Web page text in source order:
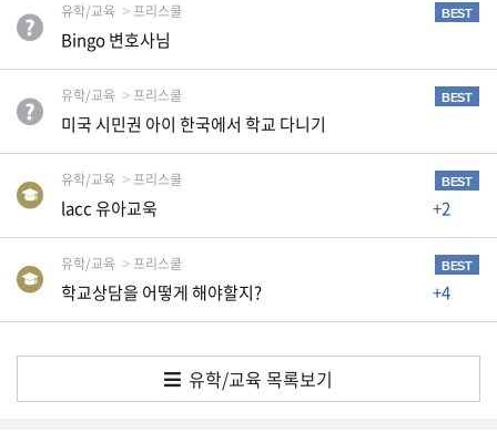
문
가
칼
럼
생
활
TIP
질
유학/교육 프리스쿨 BEST
Bingo 변호사님
유학/교육 프리스쿨 BEST
미국 시민권 아이 한국에서 학교 다니기
유학/교육 프리스쿨 BEST
lacc 유아교욱 +2
유학/교육 프리스쿨 BEST
학교상담을 어떻게 해야할지? +4
유학/교육 목록보기